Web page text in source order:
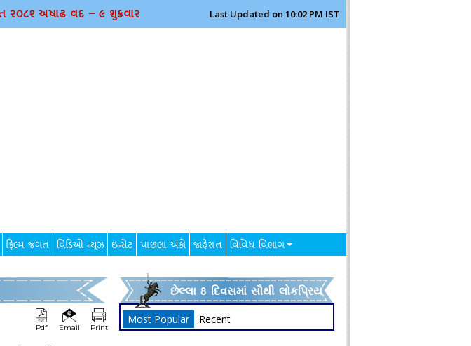
ર૦૮૨ અષાઢ વદ – ૯ શુક્રવાર Last Updated on 10:02 PM IST
ફિલ્મ જગત વિડિઓ ન્યૂઝ ઇન્સેટ પાછલા અંકો જાહેરાત વિવિધ વિભાગ
Pdf Email Print
છેલ્લા 8 દિવસમાં સૌથી લોકપ્રિય
Most Popular Recent